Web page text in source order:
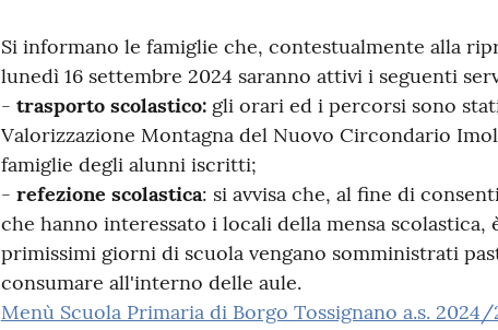
Contenuto
Si informano le famiglie che, contestualmente alla
lunedì 16 settembre 2024 saranno attivi i seguenti
- trasporto scolastico: gli orari ed i percorsi sono
Valorizzazione Montagna del Nuovo Circondario
famiglie degli alunni iscritti;
- refezione scolastica: si avvisa che, al fine di
che hanno interessato i locali della mensa scolastica,
primissimi giorni di scuola vengano somministrati
consumare all'interno delle aule.
Menù Scuola Primaria di Borgo Tossignano a.s. 2024/